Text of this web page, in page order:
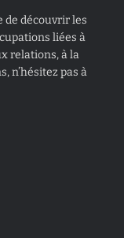
de découvrir les
liées à
relations, à la
n’hésitez pas à